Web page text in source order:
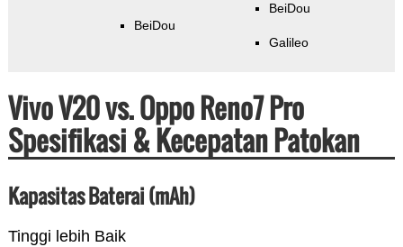
BeiDou
BeiDou
Galileo
Vivo V20 vs. Oppo Reno7 Pro
Spesifikasi & Kecepatan Patokan
Kapasitas Baterai (mAh)
Tinggi lebih Baik